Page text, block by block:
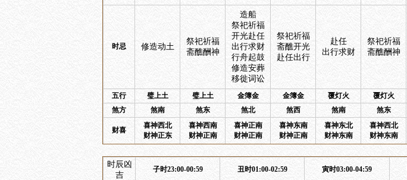
时忌 修造动土
祭祀祈福
斋醮酬神
造船
祭祀祈福
开光赴任
出行求财
行舟起鼓
修造安葬
移徙词讼
祭祀祈福
斋醮开光
赴任出行
赴任
出行求财
祭祀祈福
斋醮酬神
五行 璧上土 璧上土 金簿金 金簿金 覆灯火 覆灯火
煞方
煞南 煞东 煞北 煞西 煞南 煞东
财喜
喜神西北
财神正东
喜神西南
财神正南
喜神正南
财神正南
喜神东南
财神正南
喜神东北
财神东南
喜神西北
财神东南
时辰凶
吉
子时23:00-00:59 丑时01:00-02:59 寅时03:00-04:59